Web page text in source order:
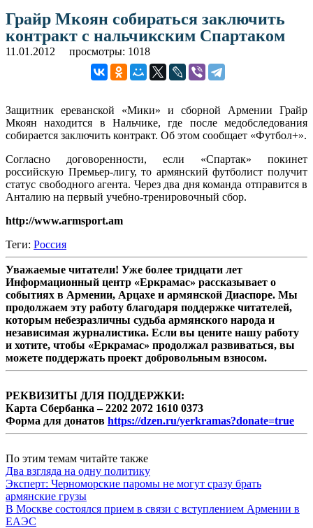
Грайр Мкоян собираться заключить
контракт с нальчикским Спартаком
11.01.2012 просмотры: 1018
Защитник ереванской «Мики» и сборной Армении Грайр
Мкоян находится в Нальчике, где после медобследования
собирается заключить контракт. Об этом сообщает «Футбол+».
Согласно договоренности, если «Спартак» покинет
российскую Премьер-лигу, то армянский футболист получит
статус свободного агента. Через два дня команда отправится в
Анталию на первый учебно-тренировочный сбор.
http://www.armsport.am
Теги: Россия
Уважаемые читатели! Уже более тридцати лет
Информационный центр «Еркрамас» рассказывает о
событиях в Армении, Арцахе и армянской Диаспоре. Мы
продолжаем эту работу благодаря поддержке читателей,
которым небезразличны судьба армянского народа и
независимая журналистика. Если вы цените нашу работу
и хотите, чтобы «Еркрамас» продолжал развиваться, вы
можете поддержать проект добровольным взносом.
РЕКВИЗИТЫ ДЛЯ ПОДДЕРЖКИ:
Карта Сбербанка – 2202 2072 1610 0373
Форма для донатов https://dzen.ru/yerkramas?donate=true
По этим темам читайте также
Два взгляда на одну политику
Эксперт: Черноморские паромы не могут сразу брать
армянские грузы
В Москве состоялся прием в связи с вступлением Армении в
ЕАЭС